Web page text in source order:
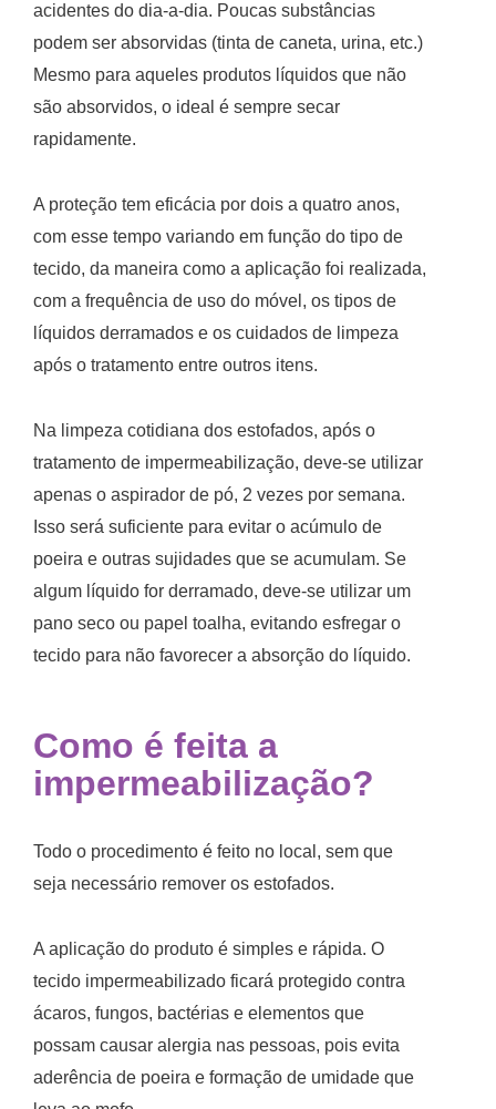
acidentes do dia-a-dia. Poucas substâncias
podem ser absorvidas (tinta de caneta, urina, etc.)
Mesmo para aqueles produtos líquidos que não
são absorvidos, o ideal é sempre secar
rapidamente.
A proteção tem eficácia por dois a quatro anos,
com esse tempo variando em função do tipo de
tecido, da maneira como a aplicação foi realizada,
com a frequência de uso do móvel, os tipos de
líquidos derramados e os cuidados de limpeza
após o tratamento entre outros itens.
Na limpeza cotidiana dos estofados, após o
tratamento de impermeabilização, deve-se utilizar
apenas o aspirador de pó, 2 vezes por semana.
Isso será suficiente para evitar o acúmulo de
poeira e outras sujidades que se acumulam. Se
algum líquido for derramado, deve-se utilizar um
pano seco ou papel toalha, evitando esfregar o
tecido para não favorecer a absorção do líquido.
Como é feita a
impermeabilização?
Todo o procedimento é feito no local, sem que
seja necessário remover os estofados.
A aplicação do produto é simples e rápida. O
tecido impermeabilizado ficará protegido contra
ácaros, fungos, bactérias e elementos que
possam causar alergia nas pessoas, pois evita
aderência de poeira e formação de umidade que